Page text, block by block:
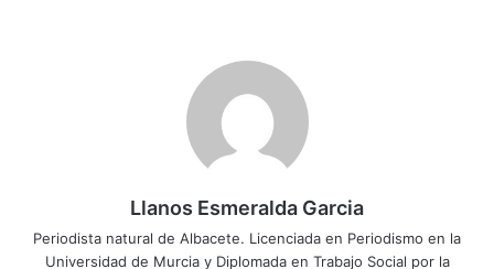
Llanos Esmeralda Garcia
Periodista natural de Albacete. Licenciada en Periodismo en la
Universidad de Murcia y Diplomada en Trabajo Social por la